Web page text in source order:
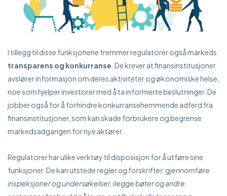
I tillegg til disse funksjonene fremmer regulatorer også markeds
transparens og konkurranse . De krever at finansinstitusjoner
avslører informasjon om deres aktiviteter og økonomiske helse,
noe som hjelper investorer med å ta informerte beslutninger. De
jobber også for å forhindre konkurransehemmende adferd fra
finansinstitusjoner, som kan skade forbrukere og begrense
markedsadgangen for nye aktører.
Regulatorer har ulike verktøy til disposisjon for å utføre sine
funksjoner. De kan utstederegler og forskrifter, gjennomføre
inspeksjoner og undersøkelser, ilegge bøter og andre